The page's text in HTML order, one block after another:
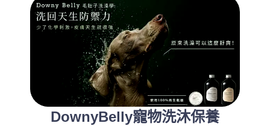
DownyBelly寵物洗沐保養